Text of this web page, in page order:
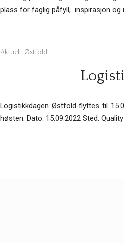
plass for faglig påfyll, inspirasjon og
Aktuelt, Østfold
Logistikkdagen Østfold flyttes til
høsten. Dato: 15.09.2022 Sted: